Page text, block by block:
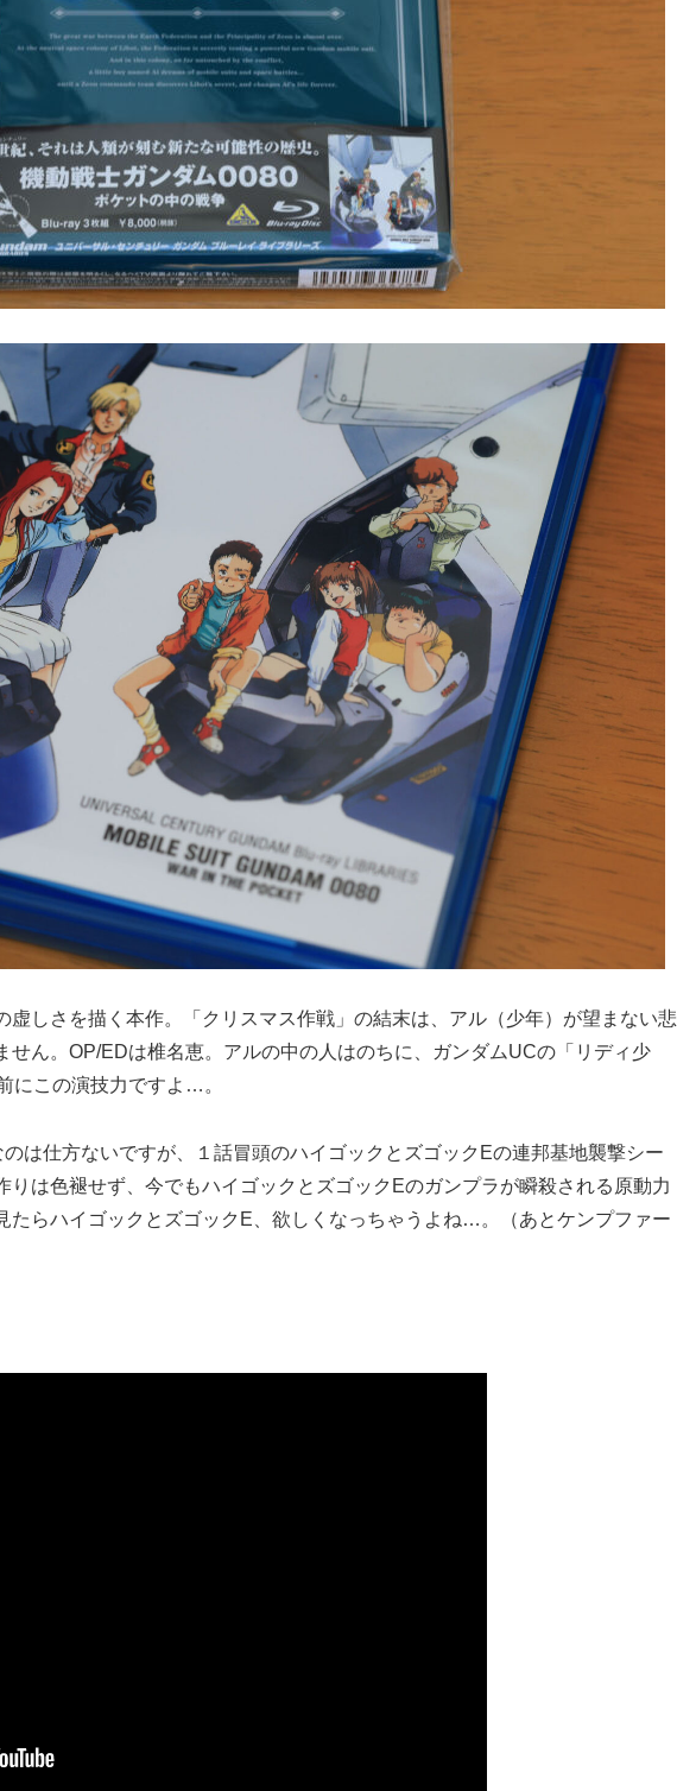
虚しさを描く本作。「クリスマス作戦」の結末は、アル（少年）が望まない悲
ん。OP/EDは椎名恵。アルの中の人はのちに、ガンダムUCの「リディ少
にこの演技力ですよ…。
は仕方ないですが、１話冒頭のハイゴックとズゴックEの連邦基地襲撃シー
りは色褪せず、今でもハイゴックとズゴックEのガンプラが瞬殺される原動力
たらハイゴックとズゴックE、欲しくなっちゃうよね…。（あとケンプファー